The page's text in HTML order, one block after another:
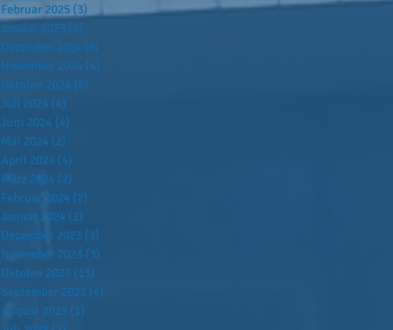
Februar 2025 (3) 3 Beiträge
Januar 2025 (9)
Dezember 2024 (5)
November 2024 (4)
Oktober 2024 (6)
Juli 2024 (4)
Juni 2024 (4)
Mai 2024 (2)
April 2024 (4)
März 2024 (2)
Februar 2024 (2)
Januar 2024 (2)
Dezember 2023 (3)
November 2023 (3)
Oktober 2023 (13)
September 2023 (4)
August 2023 (1)